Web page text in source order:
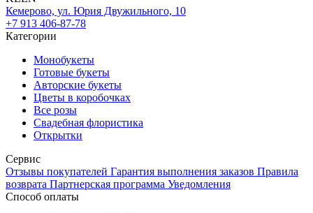
Кемерово, ул. Юрия Двужильного, 10
+7 913 406-87-78
Категории
Монобукеты
Готовые букеты
Авторские букеты
Цветы в коробочках
Все розы
Свадебная флористика
Открытки
Сервис
Отзывы покупателей Гарантия выполнения заказов Правила
возврата Партнерская программа Уведомления
Способ оплаты